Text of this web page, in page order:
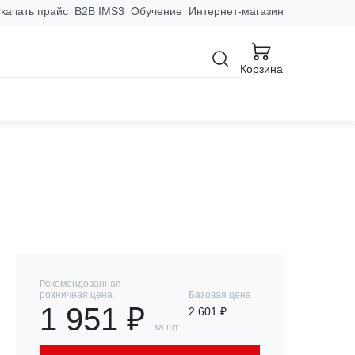
прайс B2B IMS3 Обучение Интернет-магазин
Корзина
с равномерной
Рекомендованная
розничная цена
1 951 ₽ за шт
Базовая цена
2 601 ₽